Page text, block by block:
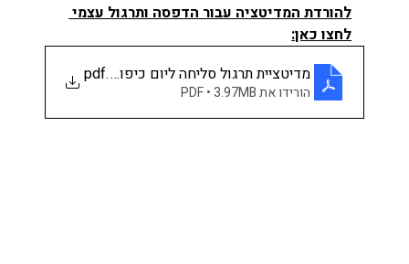
להורדת המדיטציה עבור הדפסה ותרגול עצמי
לחצו כאן:
מדיטציית תרגול סליחה ליום כיפור 2025 עם עודד אורלי.pdf
הורידו את PDF • 3.97MB